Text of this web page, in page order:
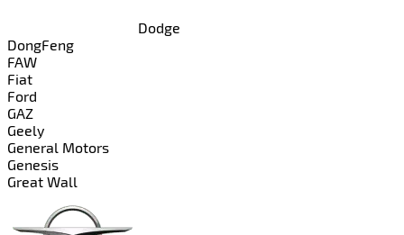
Dodge
DongFeng
FAW
Fiat
Ford
GAZ
Geely
General Motors
Genesis
Great Wall